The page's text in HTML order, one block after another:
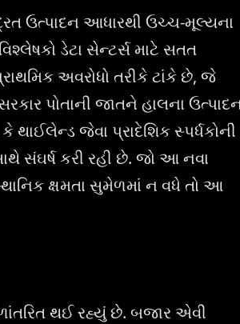
ઉત્પાદન આધારથી ઉચ્ચ-મૂલ્યના
ડેટા સેન્ટર્સ માટે સતત
અવરોધો તરીકે ટાંકે છે, જે
પોતાની જાતને હાલના
થાઈલેન્ડ જેવા પ્રાદેશિક સ્પર્ધકોની
સંઘર્ષ કરી રહી છે. જો આ નવા
ક્ષમતા સુમેળમાં ન વધે તો આ
થઈ રહ્યું છે. બજાર એવી